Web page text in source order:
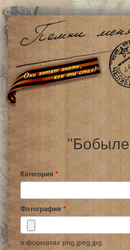
Категория *
Фотография *
в форматах png,jpeg,jpg.